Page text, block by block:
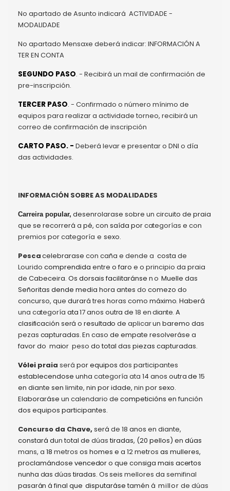
No apartado de Asunto indicará ACTIVIDADE -
MODALIDADE
No apartado Mensaxe deberá indicar: INFORMACIÓN A
TER EN CONTA
SEGUNDO PASO. - Recibirá un mail de confirmación de
pre-inscripción.
TERCER PASO. - Confirmado o número mínimo de
equipos para realizar a actividade torneo, recibirá un
correo de confirmación de inscripción
CARTO PASO. - Deberá levar e presentar o DNI o día
das actividades.
INFORMACIÓN SOBRE AS MODALIDADES
Carreira popular, desenrolarase sobre un circuito de praia
que se recorrerá a pé, con saída porcategorías e con
premios porcategoría e sexo.
Pescacelebrarase concaña e dende a costade
Lourido comprendida entre o faro e o principio da praia
de Cabeceira. Os dorsais facilitaránse no Muelle das
Señoritas dende media hora antes do comezo do
concurso, que durará tres horas como máximo.Haberá
una categoría ata17anos outra de 18 endiante. A
clasificación será o resultado de aplicarunbaremo das
pezas capturadas.En caso de empate resolveráse a
favordo maiorpesodototal das piezas capturadas.
Vólei praia será porequipos dos participantes
establecendose unha categoría ata 14 anos outrade15
en diante sen limite, nin por idade, nin porsexo.
Elaboraráse un calendario de competicións en función
dos equipos participantes.
Concurso da Chave, será de 18 anos en diante,
constará dun total de dúastiradas, (20 pellos) en dúas
mans, a 18 metros os homes e a12 metros as mulleres,
proclamándose vencedoro que consiga mais acertos
nunha dasdúastiradas. Osseis melloresda semifinal
pasarán á final que disputaráse tamén á millor de dúas